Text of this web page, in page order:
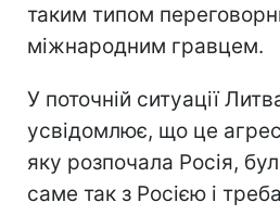
таким типом
міжнародним гравцем.
У поточній ситуації
усвідомлює, що це
яку розпочала Росія,
саме так з Росією і